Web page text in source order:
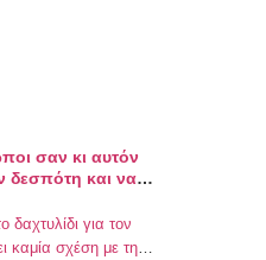
σαν κι αυτόν
δεσπότη και να
για τον
καμία σχέση με την